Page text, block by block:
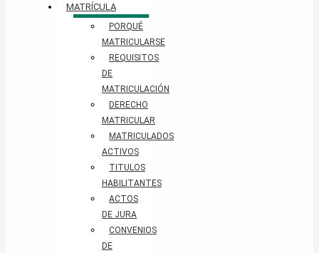
MATRÍCULA
PORQUÉ
MATRICULARSE
REQUISITOS
DE
MATRICULACIÓN
DERECHO
MATRICULAR
MATRICULADOS
ACTIVOS
TITULOS
HABILITANTES
ACTOS
DE JURA
CONVENIOS
DE